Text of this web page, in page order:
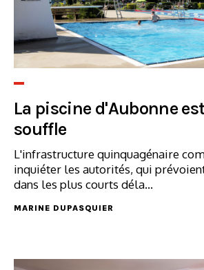
La piscine d'Aubonne
souffle
L'infrastructure quinquagénaire
inquiéter les autorités, qui
dans les plus courts déla...
MARINE DUPASQUIER